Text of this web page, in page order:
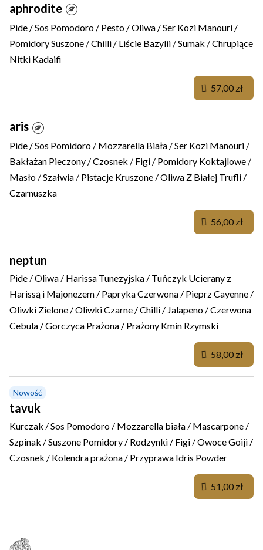
aphrodite
Pide / Sos Pomodoro / Pesto / Oliwa / Ser Kozi Manouri /
Pomidory Suszone / Chilli / Liście Bazylii / Sumak / Chrupiące
Nitki Kadaifi
aris
Pide / Sos Pomidoro / Mozzarella Biała / Ser Kozi Manouri /
Bakłażan Pieczony / Czosnek / Figi / Pomidory Koktajlowe /
Masło / Szałwia / Pistacje Kruszone / Oliwa Z Białej Trufli /
Czarnuszka
neptun
Pide / Oliwa / Harissa Tunezyjska / Tuńczyk Ucierany z
Harissą i Majonezem / Papryka Czerwona / Pieprz Cayenne /
Oliwki Zielone / Oliwki Czarne / Chilli / Jalapeno / Czerwona
Cebula / Gorczyca Prażona / Prażony Kmin Rzymski
Nowość
tavuk
Kurczak / Sos Pomodoro / Mozzarella biała / Mascarpone /
Szpinak / Suszone Pomidory / Rodzynki / Figi / Owoce Goiji /
Czosnek / Kolendra prażona / Przyprawa Idris Powder